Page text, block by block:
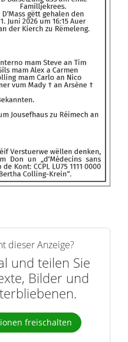
dieser Anzeige?
und teilen Sie
Bilder und
freischalten